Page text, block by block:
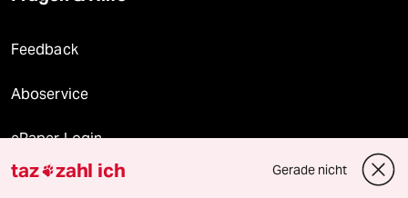
Feedback
Aboservice
ePaper Login
Downloads für Abonnierende
taz zahl ich Gerade nicht